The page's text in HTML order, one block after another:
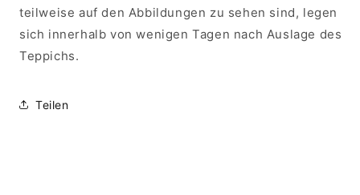
teilweise auf den Abbildungen zu sehen sind, legen
sich innerhalb von wenigen Tagen nach Auslage des
Teppichs.
Teilen